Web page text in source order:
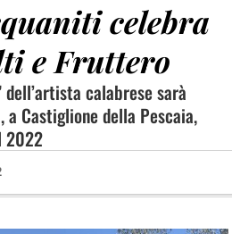
celebra
e Fruttero
calabrese sarà
Castiglione della Pescaia,
2022